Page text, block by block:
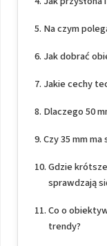
Na czym
Jak dobrać
Jakie cechy
Dlaczego 50
Czy 35 mm
Gdzie
sprawdzają
Co o
trendy?